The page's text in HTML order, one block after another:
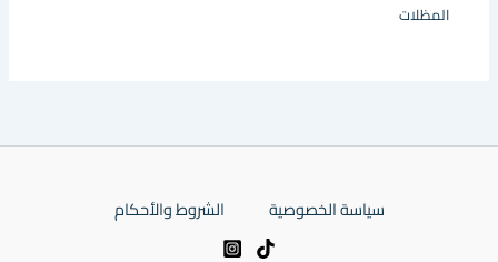
المظلات
سياسة الخصوصية الشروط والأحكام